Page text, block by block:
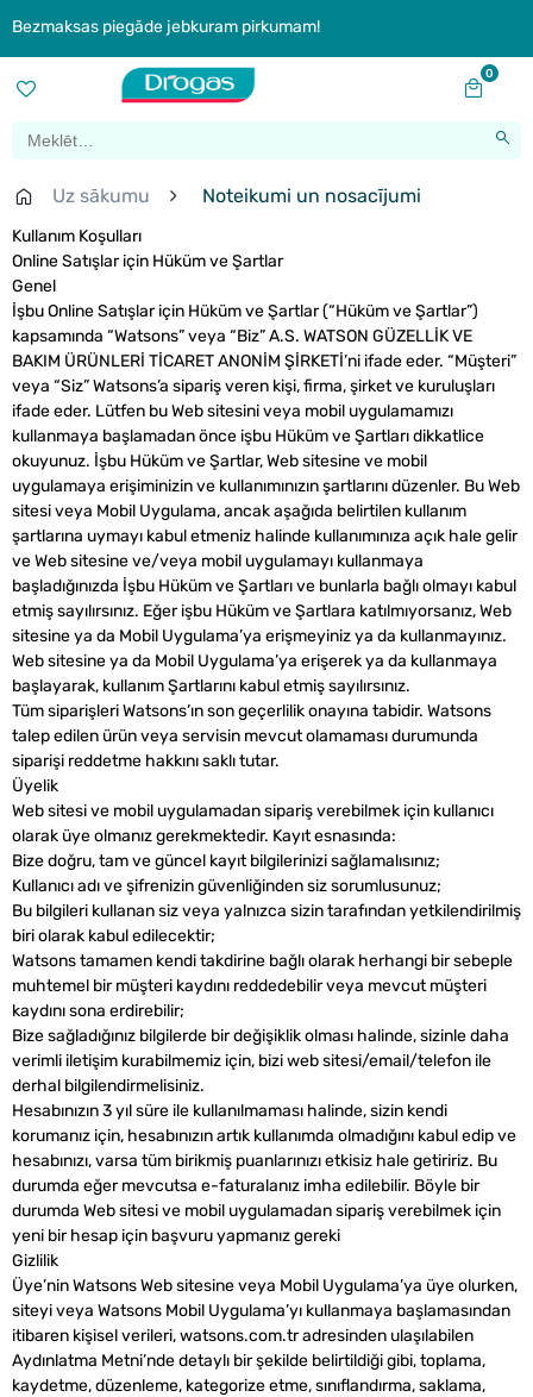
Bezmaksas piegāde jebkuram pirkumam!
0
Uz sākumu Noteikumi un nosacījumi
Kullanım Koşulları
Online Satışlar için Hüküm ve Şartlar
Genel
İşbu Online Satışlar için Hüküm ve Şartlar(“Hüküm ve Şartlar”)
kapsamında “Watsons” veya “Biz” A.S. WATSON GÜZELLİK VE
BAKIM ÜRÜNLERİ TİCARET ANONİM ŞİRKETİ’ni ifade eder. “Müşteri”
veya “Siz” Watsons’a sipariş veren kişi, firma, şirket ve kuruluşları
ifade eder. Lütfen bu Web sitesini veya mobil uygulamamızı
kullanmaya başlamadan önce işbu Hüküm ve Şartları dikkatlice
okuyunuz. İşbu Hüküm ve Şartlar, Web sitesine ve mobil
uygulamaya erişiminizin ve kullanımınızın şartlarını düzenler. Bu Web
sitesi veya Mobil Uygulama, ancak aşağıda belirtilen kullanım
şartlarına uymayı kabul etmeniz halinde kullanımınıza açık hale gelir
ve Web sitesine ve/veya mobil uygulamayı kullanmaya
başladığınızda İşbu Hüküm ve Şartları ve bunlarla bağlı olmayı kabul
etmiş sayılırsınız. Eğer işbu Hüküm ve Şartlara katılmıyorsanız, Web
sitesine ya da Mobil Uygulama’ya erişmeyiniz ya da kullanmayınız.
Web sitesine ya da Mobil Uygulama’ya erişerek ya da kullanmaya
başlayarak, kullanım Şartlarını kabul etmiş sayılırsınız.
Tüm siparişleri Watsons’ın son geçerlilik onayına tabidir. Watsons
talep edilen ürün veya servisin mevcut olamaması durumunda
siparişi reddetme hakkını saklı tutar.
Üyelik
Web sitesi ve mobil uygulamadan sipariş verebilmek için kullanıcı
olarak üye olmanız gerekmektedir. Kayıt esnasında:
Bize doğru, tam ve güncel kayıt bilgilerinizi sağlamalısınız;
Kullanıcı adı ve şifrenizin güvenliğinden siz sorumlusunuz;
Bu bilgileri kullanan siz veya yalnızca sizin tarafından yetkilendirilmiş
biri olarak kabul edilecektir;
Watsons tamamen kendi takdirine bağlı olarak herhangi bir sebeple
muhtemel bir müşteri kaydını reddedebilir veya mevcut müşteri
kaydını sona erdirebilir;
Bize sağladığınız bilgilerde bir değişiklik olması halinde, sizinle daha
verimli iletişim kurabilmemiz için, bizi web sitesi/email/telefon ile
derhal bilgilendirmelisiniz.
Hesabınızın 3 yıl süre ile kullanılmaması halinde, sizin kendi
korumanız için, hesabınızın artık kullanımda olmadığını kabul edip ve
hesabınızı, varsa tüm birikmiş puanlarınızı etkisiz hale getiririz. Bu
durumda eğer mevcutsa e-faturalanız imha edilebilir. Böyle bir
durumda Web sitesi ve mobil uygulamadan sipariş verebilmek için
yeni bir hesap için başvuru yapmanız gereki
Gizlilik
Üye’nin Watsons Web sitesine veya Mobil Uygulama’ya üye olurken,
siteyi veya Watsons Mobil Uygulama’yı kullanmaya başlamasından
itibaren kişisel verileri, watsons.com.tr adresinden ulaşılabilen
Aydınlatma Metni’nde detaylı bir şekilde belirtildiği gibi, toplama,
kaydetme, düzenleme, kategorize etme, sınıflandırma, saklama,